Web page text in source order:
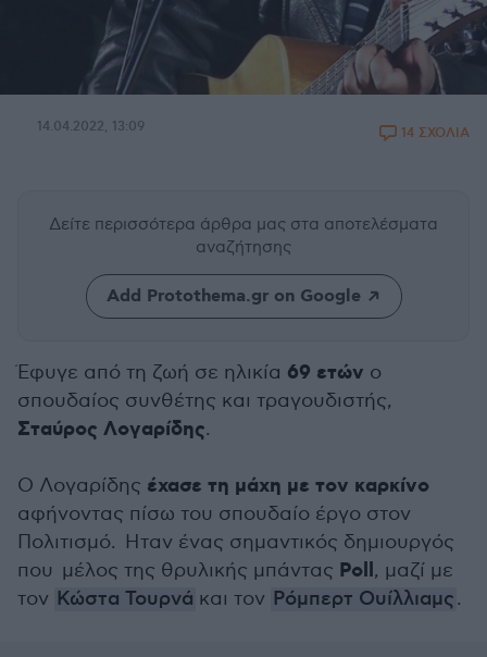
14.04.2022, 13:09 14 ΣΧΟΛΙΑ
Δείτε περισσότερα άρθρα μας στα αποτελέσματα
αναζήτησης
Add Protothema.gr on Google
Έφυγε από τη ζωή σε ηλικία 69 ετών ο
σπουδαίος συνθέτης και τραγουδιστής,
Σταύρος Λογαρίδης.
Ο Λογαρίδης έχασε τη μάχη με τον καρκίνο
αφήνοντας πίσω του σπουδαίο έργο στον
Πολιτισμό. Ηταν ένας σημαντικός δημιουργός
που μέλος της θρυλικής μπάντας Poll, μαζί με
τον Κώστα Τουρνά και τον Ρόμπερτ Ουίλλιαμς.